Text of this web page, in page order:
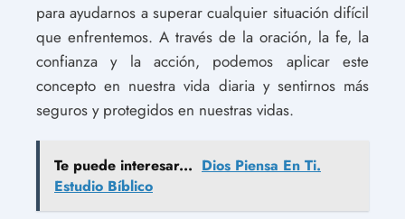
para ayudarnos a superar cualquier situación difícil
que enfrentemos. A través de la oración, la fe, la
confianza y la acción, podemos aplicar este
concepto en nuestra vida diaria y sentirnos más
seguros y protegidos en nuestras vidas.
Te puede interesar... Dios Piensa En Ti.
Estudio Bíblico